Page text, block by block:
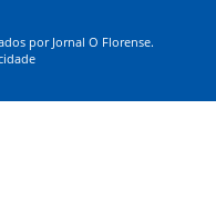
por Jornal O Florense.